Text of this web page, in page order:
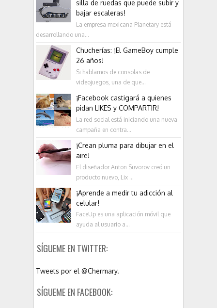
silla de ruedas que puede subir y
bajar escaleras!
La empresa mexicana Planetary está
desarrollando una...
Chucherías: ¡El GameBoy cumple
26 años!
Si hablamos de consolas de
videojuegos, una de que...
¡Facebook castigará a quienes
pidan LIKES y COMPARTIR!
La red social está iniciando una nueva
campaña en contra...
¡Crean pluma para dibujar en el
aire!
El diseñador Anton Suvorov creó un
producto nuevo, Lix ...
¡Aprende a medir tu adicción al
celular!
FaceUp es una aplicación móvil que
ayuda al usuario a...
SÍGUEME EN TWITTER:
Tweets por el @Chermary.
SÍGUEME EN FACEBOOK: